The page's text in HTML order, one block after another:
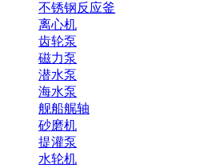
不锈钢反应釜
离心机
齿轮泵
磁力泵
潜水泵
海水泵
舰船艉轴
砂磨机
提灌泵
水轮机